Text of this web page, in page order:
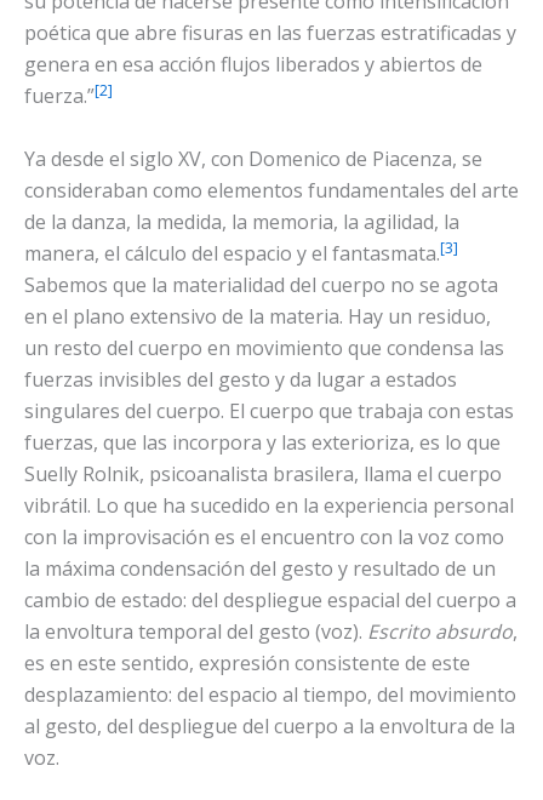
poética que abre fisuras en las fuerzas estratificadas y
genera en esa acción flujos liberados y abiertos de
fuerza.”[2]
Ya desde el siglo XV, con Domenico de Piacenza, se
consideraban como elementos fundamentales del arte
de la danza, la medida, la memoria, la agilidad, la
manera, el cálculo del espacio y el fantasmata.[3]
Sabemos que la materialidad del cuerpo no se agota
en el plano extensivo de la materia. Hay un residuo,
un resto del cuerpo en movimiento que condensa las
fuerzas invisibles del gesto y da lugar a estados
singulares del cuerpo. El cuerpo que trabaja con estas
fuerzas, que las incorpora y las exterioriza, es lo que
Suelly Rolnik, psicoanalista brasilera, llama el cuerpo
vibrátil. Lo que ha sucedido en la experiencia personal
con la improvisación es el encuentro con la voz como
la máxima condensación del gesto y resultado de un
cambio de estado: del despliegue espacial del cuerpo a
la envoltura temporal del gesto (voz). Escrito absurdo,
es en este sentido, expresión consistente de este
desplazamiento: del espacio al tiempo, del movimiento
al gesto, del despliegue del cuerpo a la envoltura de la
voz.